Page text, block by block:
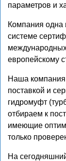
параметров и
Компания одна
системе
европейскому
Наша компания
поставкой и
гидромуфт
отбираем к
имеющие
только
На